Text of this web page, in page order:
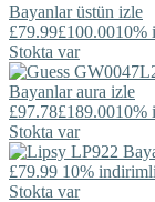
Bayanlar üstün izle
£79.99£100.0010%
Stokta var
Bayanlar aura izle
£97.78£189.0010%
Stokta var
£79.99 10%
Stokta var